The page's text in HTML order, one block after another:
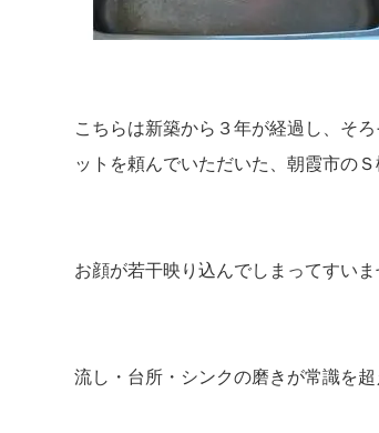
こちらは新築から３年が経過し、そ
ットを頼んでいただいた、朝霞市の
お顔が若干映り込んでしまってすいま
流し・台所・シンクの磨きが常識を